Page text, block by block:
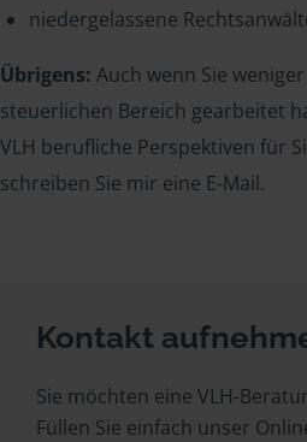
niedergelassene
Übrigens: Auch wenn Sie
steuerlichen Bereich gearbeitet
VLH berufliche Perspektiven für
schreiben Sie mir eine E-Mail.
Kontakt
Sie möchten eine VLH-
Füllen Sie einfach unser